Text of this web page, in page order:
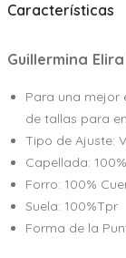
Características
Guillermina
Para una mejor
de tallas para
Tipo de Ajuste:
Capellada:
Forro: 100%
Suela: 100%Tpr
Forma de la